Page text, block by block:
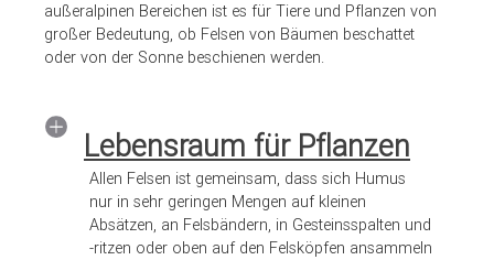
außeralpinen Bereichen ist es für Tiere und Pflanzen von
großer Bedeutung, ob Felsen von Bäumen beschattet
oder von der Sonne beschienen werden.
Lebensraum für Pflanzen
Allen Felsen ist gemeinsam, dass sich Humus
nur in sehr geringen Mengen auf kleinen
Absätzen, an Felsbändern, in Gesteinsspalten und
-ritzen oder oben auf den Felsköpfen ansammeln